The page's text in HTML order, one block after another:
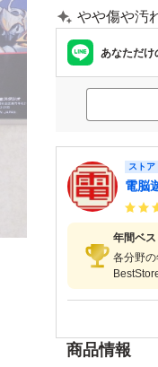
やや傷や汚
あなただ
ストア
電脳
年間ベ
各分野
商品情報